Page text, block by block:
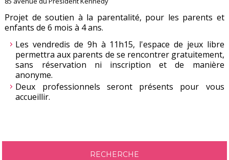
Projet de soutien à la parentalité, pour les parents et
enfants de 6 mois à 4 ans.
Les vendredis de 9h à 11h15, l'espace de jeux libre
permettra aux parents de se rencontrer gratuitement,
sans réservation ni inscription et de manière
anonyme.
Deux professionnels seront présents pour vous
accueillir.
RECHERCHE